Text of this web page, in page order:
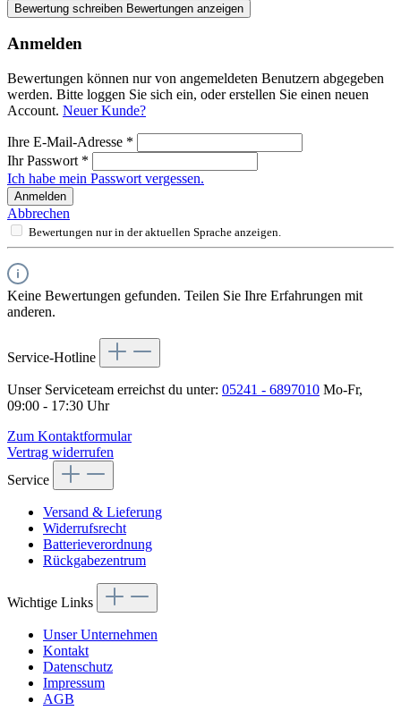
Bewertung schreiben Bewertungen anzeigen
Anmelden
Bewertungen können nur von angemeldeten Benutzern abgegeben
werden. Bitte loggen Sie sich ein, oder erstellen Sie einen neuen
Account. Neuer Kunde?
Ihre E-Mail-Adresse *
Ihr Passwort *
Ich habe mein Passwort vergessen.
Anmelden
Abbrechen
Bewertungen nur in der aktuellen Sprache anzeigen.
Keine Bewertungen gefunden. Teilen Sie Ihre Erfahrungen mit
anderen.
Service-Hotline
Unser Serviceteam erreichst du unter: 05241 - 6897010 Mo-Fr,
09:00 - 17:30 Uhr
Zum Kontaktformular
Vertrag widerrufen
Service
Versand & Lieferung
Widerrufsrecht
Batterieverordnung
Rückgabezentrum
Wichtige Links
Unser Unternehmen
Kontakt
Datenschutz
Impressum
AGB